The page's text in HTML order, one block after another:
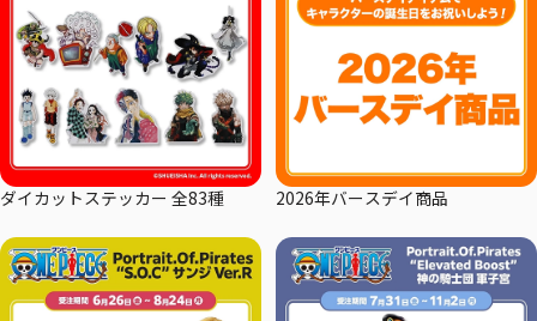
ダイカットステッカー 全83種 2026年バースデイ商品